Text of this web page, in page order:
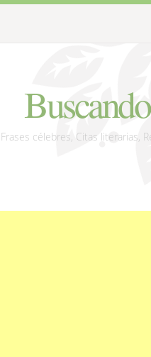
Frases célebres, Citas literarias,